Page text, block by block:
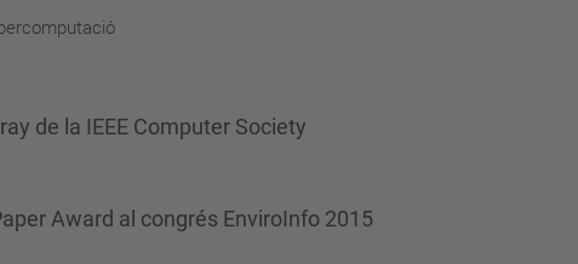
de la IEEE Computer Society
Award al congrés EnviroInfo 2015